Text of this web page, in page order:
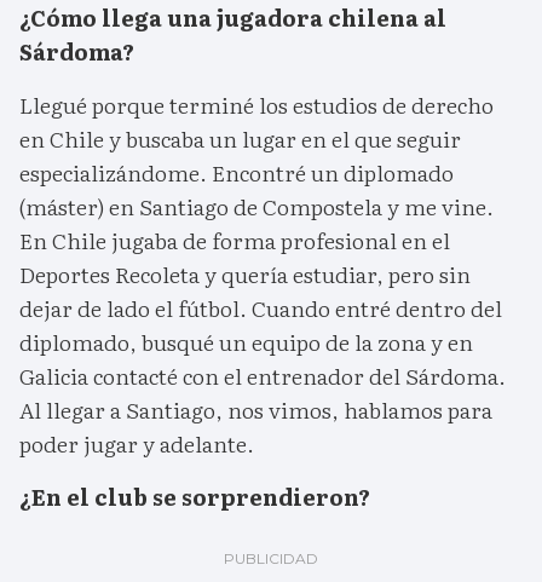
¿Cómo llega una jugadora chilena al
Sárdoma?
Llegué porque terminé los estudios de derecho
en Chile y buscaba un lugar en el que seguir
especializándome. Encontré un diplomado
(máster) en Santiago de Compostela y me vine.
En Chile jugaba de forma profesional en el
Deportes Recoleta y quería estudiar, pero sin
dejar de lado el fútbol. Cuando entré dentro del
diplomado, busqué un equipo de la zona y en
Galicia contacté con el entrenador del Sárdoma.
Al llegar a Santiago, nos vimos, hablamos para
poder jugar y adelante.
¿En el club se sorprendieron?